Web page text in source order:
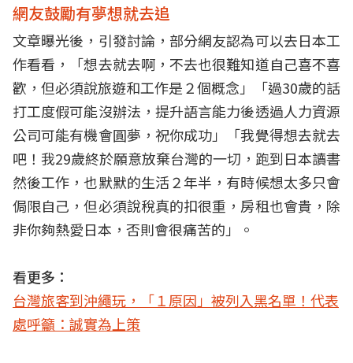
網友鼓勵有夢想就去追
文章曝光後，引發討論，部分網友認為可以去日本工
作看看，「想去就去啊，不去也很難知道自己喜不喜
歡，但必須說旅遊和工作是２個概念」「過30歲的話
打工度假可能沒辦法，提升語言能力後透過人力資源
公司可能有機會圓夢，祝你成功」「我覺得想去就去
吧！我29歲終於願意放棄台灣的一切，跑到日本讀書
然後工作，也默默的生活２年半，有時候想太多只會
侷限自己，但必須說稅真的扣很重，房租也會貴，除
非你夠熱愛日本，否則會很痛苦的」。
看更多：
台灣旅客到沖繩玩，「１原因」被列入黑名單！代表
處呼籲：誠實為上策